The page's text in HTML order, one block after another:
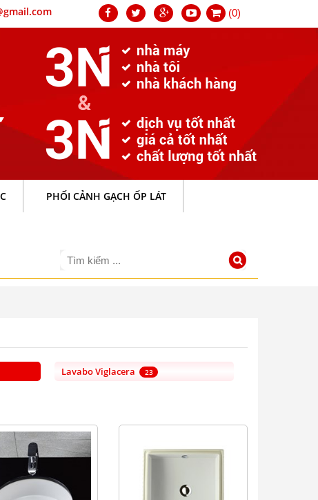
(0)
PHỐI CẢNH GẠCH ỐP LÁT
Lavabo Viglacera 23